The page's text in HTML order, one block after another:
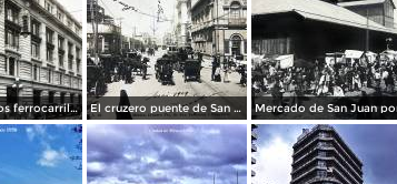
Edicicio de los ferrocarriles. El cruzero puente de San Francisco y Guardiola por el fotografo Felix Miret.